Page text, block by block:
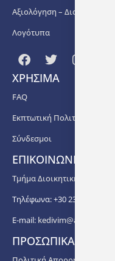
Αξιολόγηση – Διασφάλιση
Λογότυπα
ΧΡΗΣΙΜΑ
FAQ
Εκπτωτική Πολιτική
Σύνδεσμοι
ΕΠΙΚΟΙΝΩΝΙΑ
Τμήμα Διοικητικής
Τηλέφωνα: +30 2310 99 67 -
E-mail: kedivim@auth.gr
ΠΡΟΣΩΠΙΚΑ